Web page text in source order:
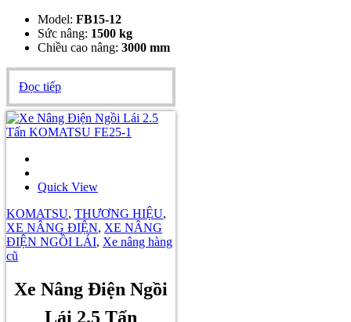
Model: FB15-12
Sức nâng: 1500 kg
Chiều cao nâng: 3000 mm
Đọc tiếp
Quick View
KOMATSU, THƯƠNG HIỆU,
XE NÂNG ĐIỆN, XE NÂNG
ĐIỆN NGỒI LÁI, Xe nâng hàng
cũ
Xe Nâng Điện Ngồi
Lái 2.5 Tấn